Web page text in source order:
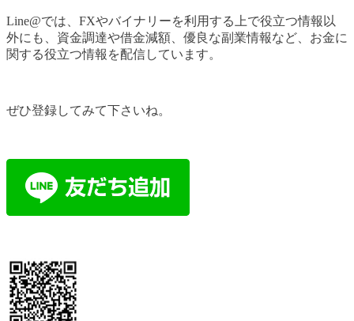
Line@では、FXやバイナリーを利用する上で役立つ情報以
外にも、資金調達や借金減額、優良な副業情報など、お金に
関する役立つ情報を配信しています。
ぜひ登録してみて下さいね。